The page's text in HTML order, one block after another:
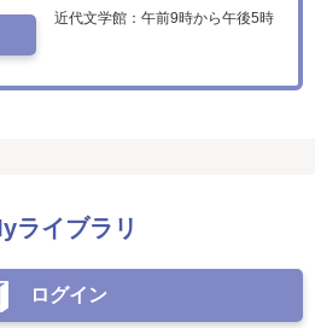
近代文学館：午前9時から午後5時
ライブラリ
ログイン